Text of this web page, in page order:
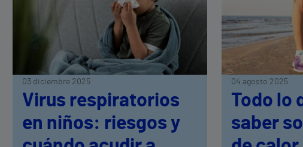
03 diciembre 2025
Virus respiratorios
en niños: riesgos y
04 agosto 2025
Todo lo
saber